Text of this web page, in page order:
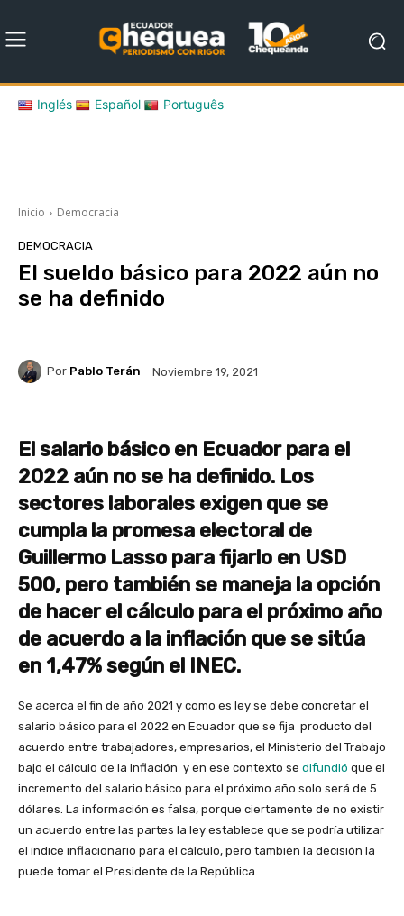
Inglés Español Português
Inicio Democracia
DEMOCRACIA
El sueldo básico para 2022 aún no
se ha definido
Por Pablo Terán Noviembre 19, 2021
El salario básico en Ecuador para el
2022 aún no se ha definido. Los
sectores laborales exigen que se
cumpla la promesa electoral de
Guillermo Lasso para fijarlo en USD
500, pero también se maneja la opción
de hacer el cálculo para el próximo año
de acuerdo a la inflación que se sitúa
en 1,47% según el INEC.
Se acerca el fin de año 2021 y como es ley se debe concretar el
salario básico para el 2022 en Ecuador que se fija producto del
acuerdo entre trabajadores, empresarios, el Ministerio del Trabajo
bajo el cálculo de la inflación y en ese contexto se difundió que el
incremento del salario básico para el próximo año solo será de 5
dólares. La información es falsa, porque ciertamente de no existir
un acuerdo entre las partes la ley establece que se podría utilizar
el índice inflacionario para el cálculo, pero también la decisión la
puede tomar el Presidente de la República.